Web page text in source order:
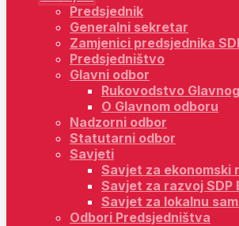
Predsjednik
Generalni sekretar
Zamjenici predsjednika
Predsjedništvo
Glavni odbor
Rukovodstvo
O Glavnom odboru
Nadzorni odbor
Statutarni odbor
Savjeti
Savjet za ekonomski
Savjet za razvoj SDP
Savjet za lokalnu
Odbori Predsjedništva